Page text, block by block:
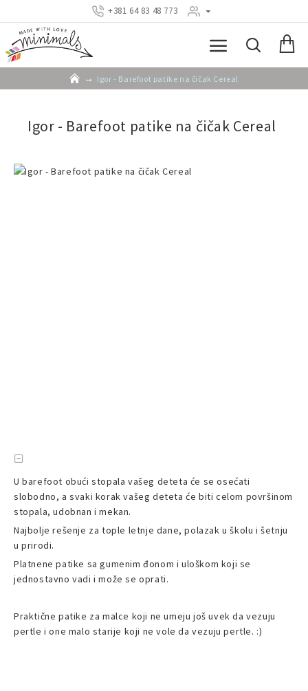
+381 64 83 48 773
Igor - Barefoot patike na čičak Cereal
Igor - Barefoot patike na čičak Cereal
U barefoot obući stopala vašeg deteta će se osećati
slobodno, a svaki korak vašeg deteta će biti celom površinom
stopala, udobnan i mekan.
Najbolje rešenje za tople letnje dane, polazak u školu i šetnju
u prirodi.
Platnene patike sa gumenim đonom i uloškom koji se
jednostavno vadi i može se oprati.
Praktične patike za malce koji ne umeju još uvek da vezuju
pertle i one malo starije koji ne vole da vezuju pertle. :)